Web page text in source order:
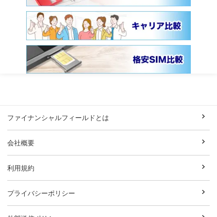
ファイナンシャルフィールドとは
会社概要
利用規約
プライバシーポリシー